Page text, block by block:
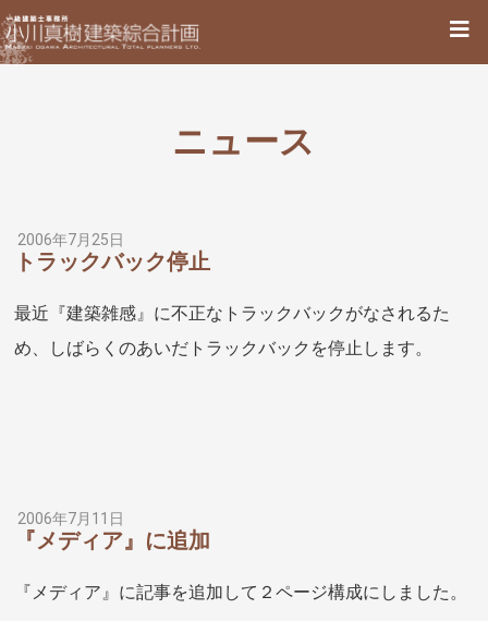
ニュース
2006年7月25日
トラックバック停止
最近『建築雑感』に不正なトラックバックがなされるた
め、しばらくのあいだトラックバックを停止します。
2006年7月11日
『メディア』に追加
『メディア』に記事を追加して２ページ構成にしました。